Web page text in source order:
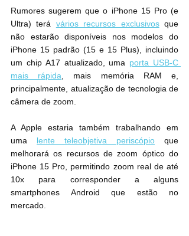
Rumores sugerem que o ‌iPhone 15‌ Pro (e
Ultra) terá vários recursos exclusivos que
não estarão disponíveis nos modelos ‌do
iPhone 15‌ padrão (15 e 15 Plus), incluindo
um chip A17 atualizado, uma porta USB-C
mais rápida , mais memória RAM e,
principalmente, atualização de tecnologia de
câmera de zoom.
A Apple estaria também trabalhando em
uma lente teleobjetiva periscópio que
melhorará os recursos de zoom óptico do
‌iPhone 15‌ Pro, permitindo zoom real de até
10x para corresponder a alguns
smartphones Android que estão no
mercado.